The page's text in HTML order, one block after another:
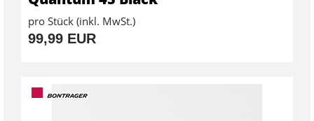
pro Stück (inkl. MwSt.)
99,99 EUR